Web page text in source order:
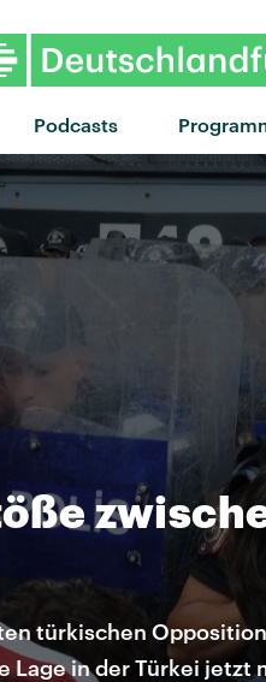
Podcasts
türkischen
Lage in der Türkei